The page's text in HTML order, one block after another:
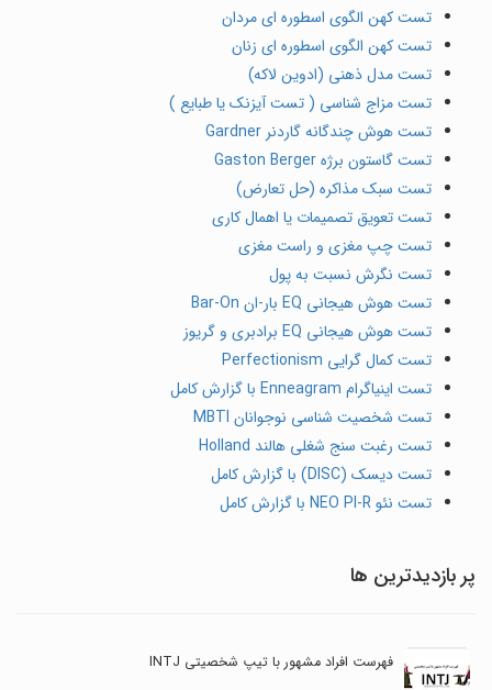
تست کهن الگوی اسطوره ای مردان
تست کهن الگوی اسطوره ای زنان
تست مدل ذهنی (ادوین لاکه)
تست مزاج شناسی ( تست آیزنک یا طبایع )
تست هوش چندگانه گاردنر Gardner
تست گاستون برژه Gaston Berger
تست سبک مذاکره (حل تعارض)
تست تعویق تصمیمات یا اهمال کاری
تست چپ مغزی و راست مغزی
تست نگرش نسبت به پول
تست هوش هیجانی EQ بار-ان Bar-On
تست هوش هیجانی EQ برادبری و گریوز
تست کمال گرایی Perfectionism
تست اینیاگرام Enneagram با گزارش کامل
تست شخصیت شناسی نوجوانان MBTI
تست رغبت سنج شغلی هالند Holland
تست دیسک (DISC) با گزارش کامل
تست نئو NEO PI-R با گزارش کامل
پر بازدیدترین ها
فهرست افراد مشهور با تیپ شخصیتی INTJ